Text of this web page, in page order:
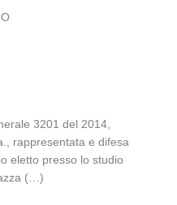
3201 del 2014,
rappresentata e difesa
eletto presso lo studio
(…)